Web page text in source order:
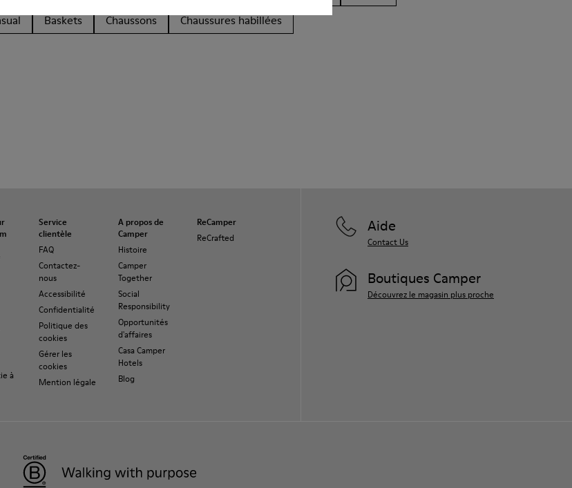
Baskets Chaussons
Chaussures habillées
à
Service
clientèle
FAQ
Contactez-
nous
Accessibilité
Confidentialité
Politique des
cookies
Gérer les
cookies
Mention légale
A propos de
Camper
Histoire
Camper
Together
Social
Responsibility
Opportunités
d'affaires
Casa Camper
Hotels
Blog
ReCamper
ReCrafted
Aide
Contact Us
Boutiques Camper
Découvrez le magasin plus proche